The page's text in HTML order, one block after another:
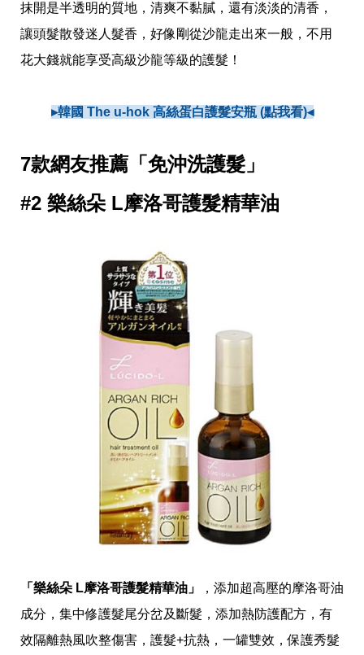
權
提
報
抹開是半透明的質地，清爽不黏膩，還有淡淡的清香，
讓頭髮散發迷人髮香，好像剛從沙龍走出來一般，不用
花大錢就能享受高級沙龍等級的護髮！
▸韓國 The u-hok 高絲蛋白護髮安瓶 (點我看)◂
7款網友推薦「免沖洗護髮」
#2 樂絲朵 L摩洛哥護髮精華油
「樂絲朵 L摩洛哥護髮精華油」 ， 添加超高壓的摩洛哥油
成分，集中修護髮尾分岔及斷髮，添加熱防護配方，有
效隔離熱風吹整傷害，護髮+抗熱，一罐雙效，保護秀髮